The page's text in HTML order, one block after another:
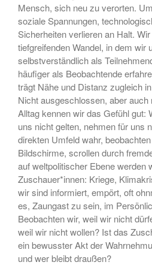
•
–
•
•
Mensch, sich neu zu verorten.
soziale Spannungen,
Sicherheiten verlieren an Halt.
tiefgreifenden Wandel, in dem wir
selbstverständlich als
häufiger als Beobachtende
trägt Nähe und Distanz zugleich
Nicht ausgeschlossen, aber
Alltag kennen wir das Gefühl gut:
uns nicht gelten, nehmen für uns
direkten Umfeld wahr,
Bildschirme, scrollen durch
auf weltpolitischer Ebene werden
Zuschauer*innen: Kriege,
wir sind informiert, empört, oft
es, Zaungast zu sein, im
Beobachten wir, weil wir nicht
weil wir nicht wollen? Ist das
ein bewusster Akt der
und wer bleibt draußen?